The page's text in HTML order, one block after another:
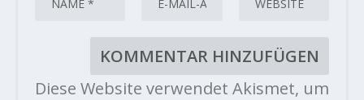
Diese Website verwendet Akismet, um